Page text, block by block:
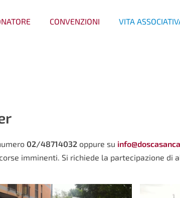
CONVENZIONI VITA
02/48714032 oppure su
imminenti. Si richiede la partecipazione di